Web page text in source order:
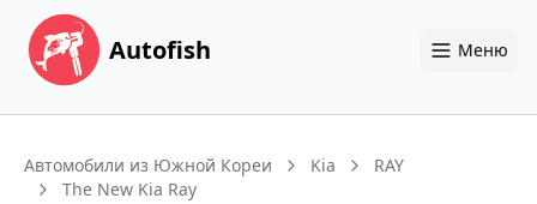
Autofish Меню
Автомобили из Южной Кореи Kia
RAY
The New Kia Ray